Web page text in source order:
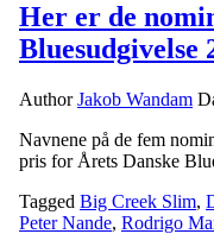
Her er de
Bluesudgivelse
AuthorJakob Wandam
Navnene på de fem
pris for Årets Danske
Tagged Big Creek Slim,
Peter Nande, Rodrigo